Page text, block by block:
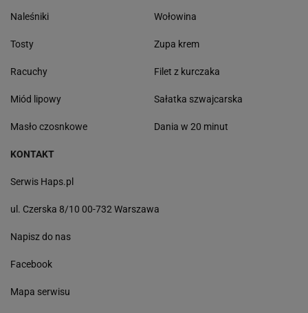
Naleśniki
Tosty
Racuchy
Miód lipowy
Masło czosnkowe
Wołowina
Zupa krem
Filet z kurczaka
Sałatka szwajcarska
Dania w 20 minut
KONTAKT
Serwis Haps.pl
ul. Czerska 8/10 00-732 Warszawa
Napisz do nas
Facebook
Mapa serwisu